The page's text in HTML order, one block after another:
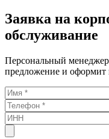
Заявка на
обслуживание
Персональный
предложение и